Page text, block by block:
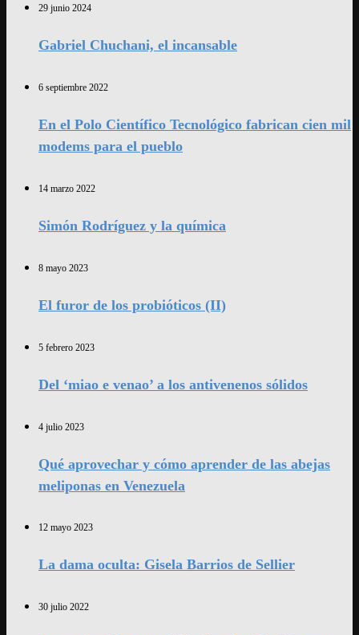
29 junio 2024
Gabriel Chuchani, el incansable
6 septiembre 2022
En el Polo Científico Tecnológico fabrican cien mil
modems para el pueblo
14 marzo 2022
Simón Rodríguez y la química
8 mayo 2023
El furor de los probióticos (II)
5 febrero 2023
Del ‘miao e venao’ a los antivenenos sólidos
4 julio 2023
Qué aprovechar y cómo aprender de las abejas
meliponas en Venezuela
12 mayo 2023
La dama oculta: Gisela Barrios de Sellier
30 julio 2022